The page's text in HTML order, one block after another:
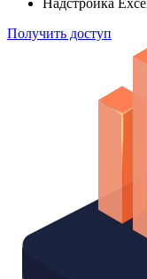
Надстройка Excel
Получить доступ